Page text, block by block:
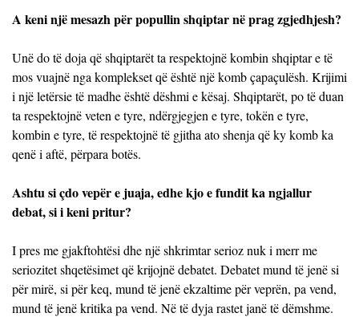
A keni një mesazh për popullin shqiptar në prag zgjedhjesh?
Unë do të doja që shqiptarët ta respektojnë kombin shqiptar e të
mos vuajnë nga komplekset që është një komb çapaçulësh. Krijimi
i një letërsie të madhe është dëshmi e kësaj. Shqiptarët, po të duan
ta respektojnë veten e tyre, ndërgjegjen e tyre, tokën e tyre,
kombin e tyre, të respektojnë të gjitha ato shenja që ky komb ka
qenë i aftë, përpara botës.
Ashtu si çdo vepër e juaja, edhe kjo e fundit ka ngjallur
debat, si i keni pritur?
I pres me gjakftohtësi dhe një shkrimtar serioz nuk i merr me
seriozitet shqetësimet që krijojnë debatet. Debatet mund të jenë si
për mirë, si për keq, mund të jenë ekzaltime për veprën, pa vend,
mund të jenë kritika pa vend. Në të dyja rastet janë të dëmshme.